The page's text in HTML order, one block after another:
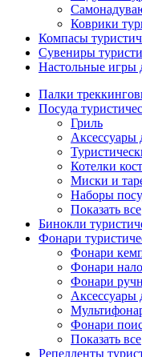
Коврики
Компасы
Сувениры
Настольные игры
Палки
Посуда
Гриль
Аксессуары
Котелки
Миски и
Наборы
Показать все
Бинокли
Фонари
Фонари
Фонари
Фонари
Аксессуары
Фонари
Показать все
Репелленты